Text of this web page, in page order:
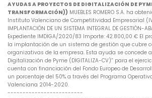
AYUDAS A PROYECTOS DE DIGITALIZACIÓN DE
TRANSFORMACIÓN)) MUEBLES ROMERO S.A. ha
Instituto Valenciano de Competitividad Empresarial
IMPLANTACIÓN DE UN SISTEMA INTEGRAL DE GESTIÓN-
Expediente IMDIGA/2020/83 Importe: 42.800,00 € El
la implantación de un sistema de gestión que cubre
organizativas de la empresa. Esta ayuda se concede
Digitalización de Pyme (DIGITALIZA-CV)” para el
cuenta con financiación del Fondo Europeo de
un porcentaje del 50% a través del Programa
Valenciana 2014-2020.
-------------------------